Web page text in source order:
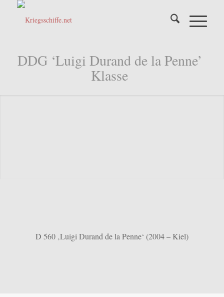
DDG ‘Luigi Durand de la Penne’
Klasse
D 560 ‚Luigi Durand de la Penne‘ (2004 – Kiel)